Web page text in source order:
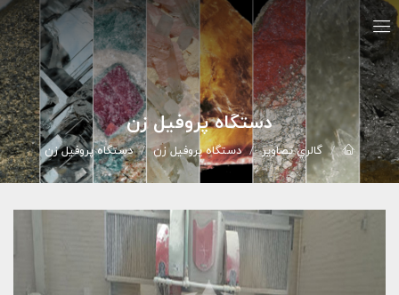
دستگاه پروفیل زن
گالري تصاوير دستگاه پروفیل زن دستگاه پروفیل زن